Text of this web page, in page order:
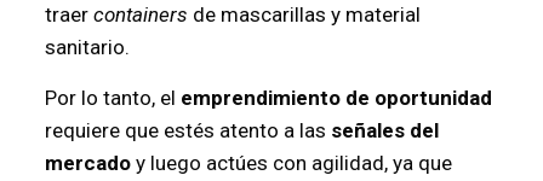
traer containers de mascarillas y material
sanitario.
Por lo tanto, el emprendimiento de oportunidad
requiere que estés atento a las señales del
mercadoy luego actúes con agilidad, ya que